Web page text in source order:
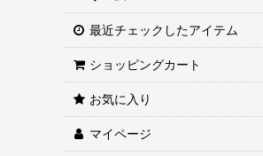
【しょうゆ】
【おかずみそ】
【 みそ 】
【 おすすめ食材 】
徑山寺味噌
味噌
合わせ味噌
赤味噌
最近チェックしたアイテム
ショッピングカート
お気に入り
マイページ